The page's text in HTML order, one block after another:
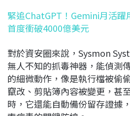
緊追ChatGPT！Gemini月活躍
首度衝破4000億美元
對於資安圈來說，Sysmon
無人不知的抓毒神器，能偵測
的細微動作，像是執行檔被偷
竄改、剪貼簿內容被變更，甚
時，它還能自動備份留存證據